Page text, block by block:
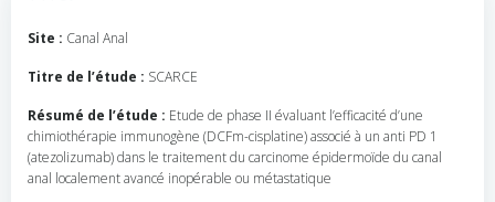
Site : Canal Anal
Titre de l’étude : SCARCE
Résumé de l’étude : Etude de phase II évaluant l’efficacité d’une
chimiothérapie immunogène (DCFm-cisplatine) associé à un anti PD 1
(atezolizumab) dans le traitement du carcinome épidermoïde du canal
anal localement avancé inopérable ou métastatique